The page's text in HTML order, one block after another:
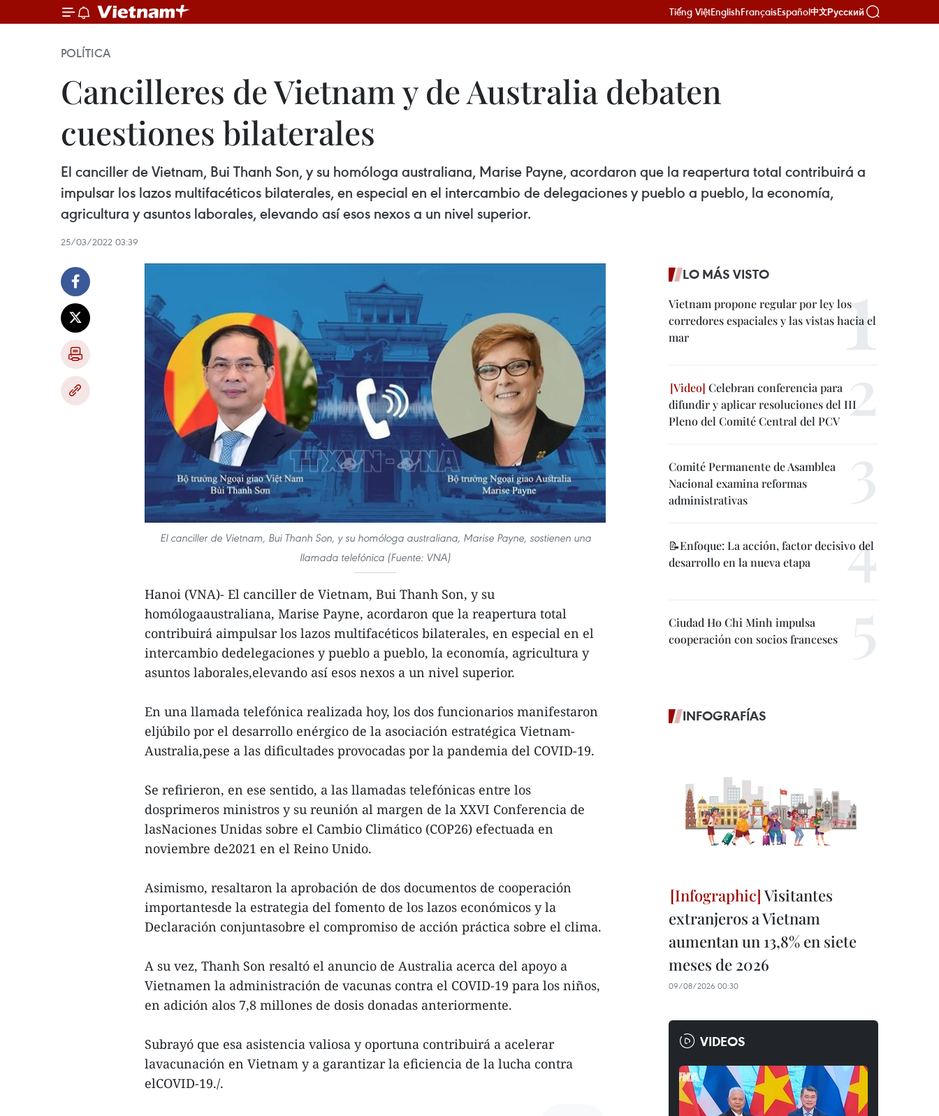
Tiếng ViệtEnglishFrançaisEspañol中文Русский
POLÍTICA
Cancilleres de Vietnam y de Australia debaten
cuestiones bilaterales
El canciller de Vietnam, Bui Thanh Son, y su homóloga australiana, Marise Payne, acordaron que la reapertura total contribuirá a
impulsar los lazos multifacéticos bilaterales, en especial en el intercambio de delegaciones y pueblo a pueblo, la economía,
agricultura y asuntos laborales, elevando así esos nexos a un nivel superior.
25/03/2022 03:39
El canciller de Vietnam, Bui Thanh Son, y su homóloga australiana, Marise Payne, sostienen una
llamada telefónica (Fuente: VNA)
Hanoi (VNA)- El canciller de Vietnam, Bui Thanh Son, y su
homólogaaustraliana, Marise Payne, acordaron que la reapertura total
contribuirá aimpulsar los lazos multifacéticos bilaterales, en especial en el
intercambio dedelegaciones y pueblo a pueblo, la economía, agricultura y
asuntos laborales,elevando así esos nexos a un nivel superior.
En una llamada telefónica realizada hoy, los dos funcionarios manifestaron
eljúbilo por el desarrollo enérgico de la asociación estratégica Vietnam-
Australia,pese a las dificultades provocadas por la pandemia del COVID-19.
Se refirieron, en ese sentido, a las llamadas telefónicas entre los
dosprimeros ministros y su reunión al margen de la XXVI Conferencia de
lasNaciones Unidas sobre el Cambio Climático (COP26) efectuada en
noviembre de2021 en el Reino Unido.
Asimismo, resaltaron la aprobación de dos documentos de cooperación
importantesde la estrategia del fomento de los lazos económicos y la
Declaración conjuntasobre el compromiso de acción práctica sobre el clima.
A su vez, Thanh Son resaltó el anuncio de Australia acerca del apoyo a
Vietnamen la administración de vacunas contra el COVID-19 para los niños,
en adición alos 7,8 millones de dosis donadas anteriormente.
Subrayó que esa asistencia valiosa y oportuna contribuirá a acelerar
lavacunación en Vietnam y a garantizar la eficiencia de la lucha contra
elCOVID-19./.
LO MÁS VISTO
Vietnam propone regular por ley los
corredores espaciales y las vistas hacia el
mar
Celebran conferencia para
difundir y aplicar resoluciones del III
Pleno del Comité Central del PCV
Comité Permanente de Asamblea
Nacional examina reformas
administrativas
📝Enfoque: La acción, factor decisivo del
desarrollo en la nueva etapa
Ciudad Ho Chi Minh impulsa
cooperación con socios franceses
INFOGRAFÍAS
Visitantes
extranjeros a Vietnam
aumentan un 13,8% en siete
meses de 2026
09/08/2026 00:30
VIDEOS